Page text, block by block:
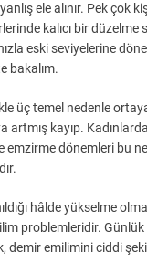
ele alınır. Pek çok
kalıcı bir
eski seviyelerine
bakalım.
üç temel nedenle
artmış kayıp.
emzirme dönemleri bu
hâlde yükselme
problemleridir.
demir emilimini ciddi